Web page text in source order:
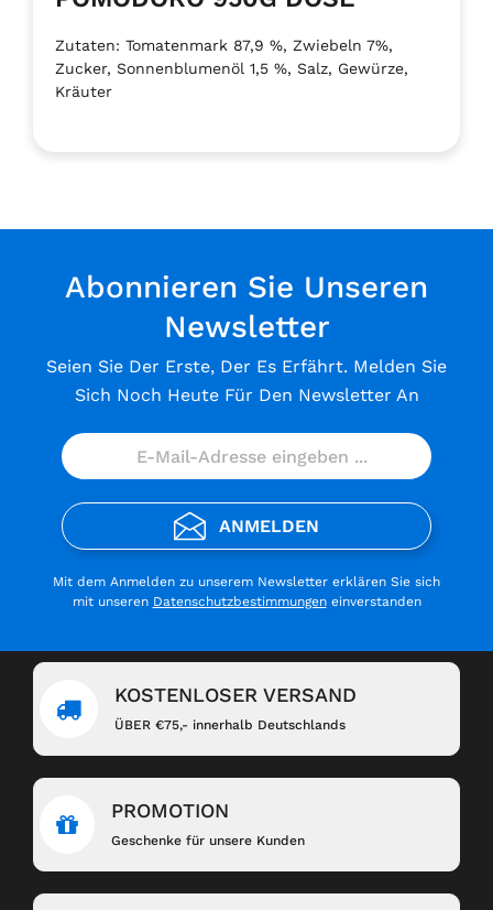
Zutaten: Tomatenmark 87,9 %, Zwiebeln 7%,
Zucker, Sonnenblumenöl 1,5 %, Salz, Gewürze,
Kräuter
Abonnieren Sie Unseren
Newsletter
Seien Sie Der Erste, Der Es Erfährt. Melden Sie
Sich Noch Heute Für Den Newsletter An
ANMELDEN
Mit dem Anmelden zu unserem Newsletter erklären Sie sich
mit unseren Datenschutzbestimmungeneinverstanden
KOSTENLOSER VERSAND
ÜBER €75,- innerhalb Deutschlands
PROMOTION
Geschenke für unsere Kunden